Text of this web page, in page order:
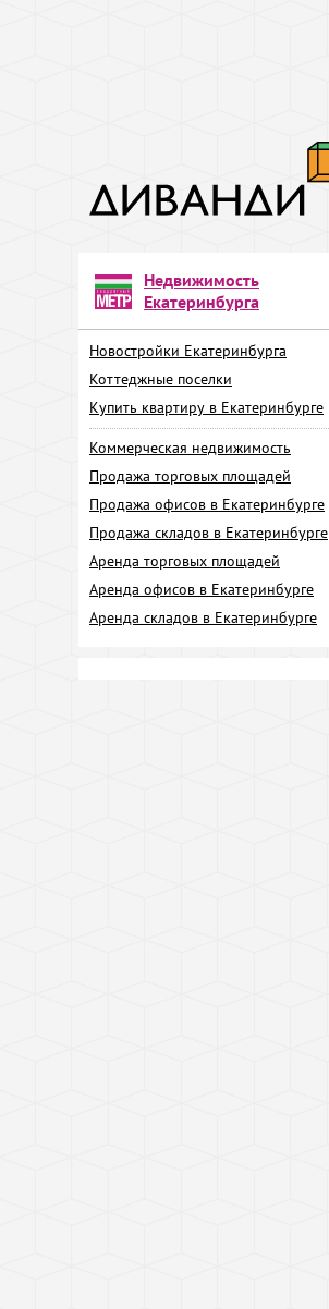
Недвижимость
Екатеринбурга
Новостройки Екатеринбурга
Коттеджные поселки
Купить квартиру в Екатеринбурге
Коммерческая недвижимость
Продажа торговых площадей
Продажа офисов в Екатеринбурге
Продажа складов в Екатеринбурге
Аренда торговых площадей
Аренда офисов в Екатеринбурге
Аренда складов в Екатеринбурге